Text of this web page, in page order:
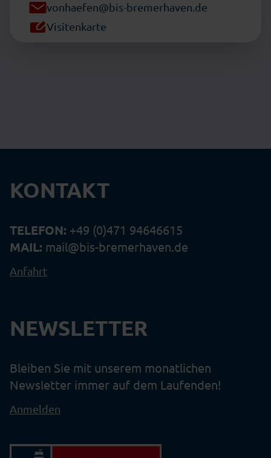
vonhaefen@bis-bremerhaven.de
Visitenkarte
KONTAKT
TELEFON: +49 (0)471 94646615
MAIL: mail@bis-bremerhaven.de
Anfahrt
NEWSLETTER
Bleiben Sie mit unserem monatlichen
Newsletter immer auf dem Laufenden!
Anmelden